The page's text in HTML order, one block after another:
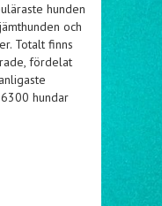
hunden
och
Totalt finns
fördelat
hundar